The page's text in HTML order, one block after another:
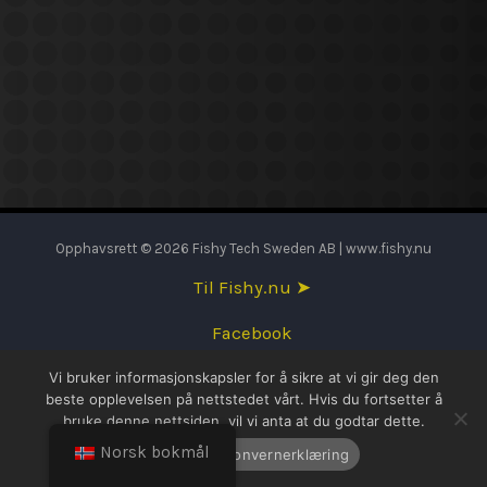
Opphavsrett © 2026 Fishy Tech Sweden AB | www.fishy.nu
Til Fishy.nu ➤
Facebook
English
Svenska
Norsk bokmål
Vi bruker informasjonskapsler for å sikre at vi gir deg den
beste opplevelsen på nettstedet vårt. Hvis du fortsetter å
bruke denne nettsiden, vil vi anta at du godtar dette.
OK
Personvernerklæring